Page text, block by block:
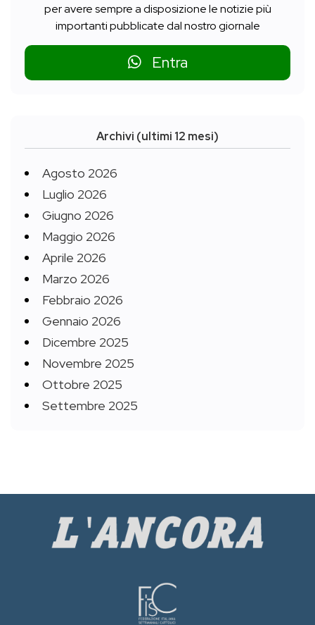
per avere sempre a disposizione le notizie più
importanti pubblicate dal nostro giornale
Entra
Archivi (ultimi 12 mesi)
Agosto 2026
Luglio 2026
Giugno 2026
Maggio 2026
Aprile 2026
Marzo 2026
Febbraio 2026
Gennaio 2026
Dicembre 2025
Novembre 2025
Ottobre 2025
Settembre 2025